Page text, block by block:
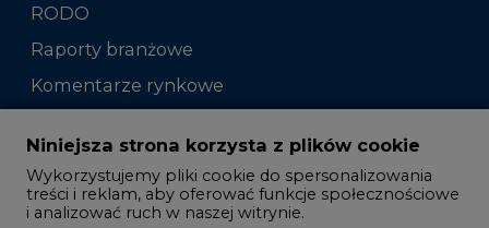
RODO
Raporty branżowe
Komentarze rynkowe
Zmiany kadrowe na rynku
Studio CIRE
Rozmowy o energetyce
Niniejsza strona korzysta z plików cookie
Wykorzystujemy pliki cookie do spersonalizowania
treści i reklam, aby oferować funkcje społecznościowe
i analizować ruch w naszej witrynie.